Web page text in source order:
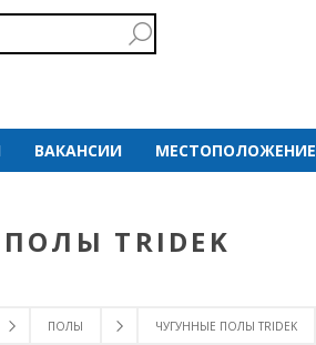
ВАКАНСИИ МЕСТОПОЛОЖЕНИЕ
ПОЛЫ ЧУГУННЫЕ ПОЛЫ TRIDEK
TRIDEK